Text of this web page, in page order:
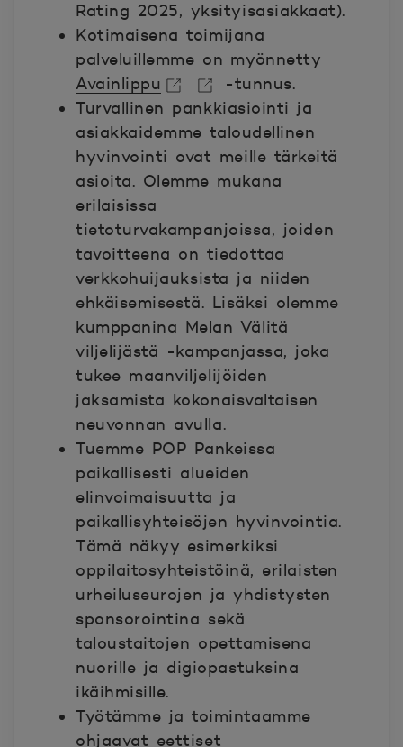
Rating 2025, yksityisasiakkaat). ​
Kotimaisena toimijana
palveluillemme on myönnetty
Avainlippu
Avautuu uuteen ikkunaan.
Avautuu uuteen ikkunaan.
-tunnus.
Turvallinen pankkiasiointi ja
asiakkaidemme taloudellinen
hyvinvointi ovat meille tärkeitä
asioita. Olemme mukana
erilaisissa
tietoturvakampanjoissa, joiden
tavoitteena on tiedottaa
verkkohuijauksista ja niiden
ehkäisemisestä. Lisäksi olemme
kumppanina Melan Välitä
viljelijästä -kampanjassa, joka
tukee maanviljelijöiden
jaksamista kokonaisvaltaisen
neuvonnan avulla.
Tuemme POP Pankeissa
paikallisesti alueiden
elinvoimaisuutta ja
paikallisyhteisöjen hyvinvointia.
Tämä näkyy esimerkiksi
oppilaitosyhteistöinä, erilaisten
urheiluseurojen ja yhdistysten
sponsorointina sekä
taloustaitojen opettamisena
nuorille ja digiopastuksina
ikäihmisille.
Työtämme ja toimintaamme
ohjaavat eettiset